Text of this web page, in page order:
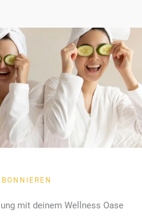
mit deinem Wellness Oase